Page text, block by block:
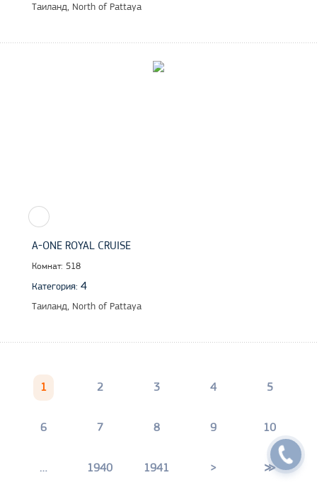
Таиланд, North of Pattaya
A-ONE ROYAL CRUISE
Комнат: 518
Категория: 4
Таиланд, North of Pattaya
1 2 3 4 5
6 7 8 9 10
… 1940 1941 > ≫